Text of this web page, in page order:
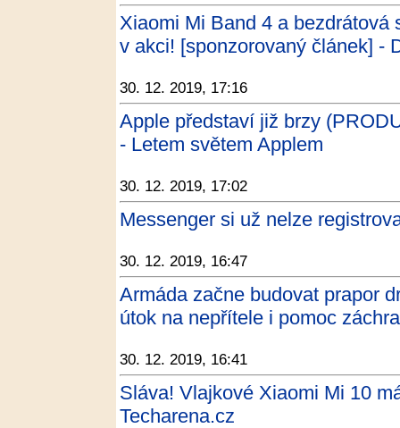
Xiaomi Mi Band 4 a bezdrátová
v akci! [sponzorovaný článek] -
30. 12. 2019, 17:16
Apple představí již brzy
- Letem světem Applem
30. 12. 2019, 17:02
Messenger si už nelze
30. 12. 2019, 16:47
Armáda začne budovat prapor
útok na nepřítele i pomoc
30. 12. 2019, 16:41
Sláva! Vlajkové Xiaomi Mi 10
Techarena.cz